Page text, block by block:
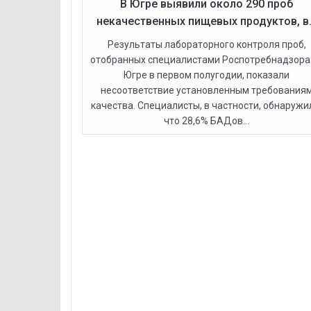
В Югре выявили около 290 проб
некачественных пищевых продуктов,
Результаты лабораторного контроля проб,
отобранных специалистами Роспотребнадзора
Югре в первом полугодии, показали
несоответствие установленным
качества. Специалисты, в частности,
что 28,6% БАДов...